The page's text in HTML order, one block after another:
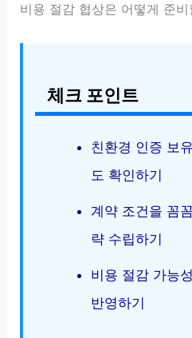
비용 절감 협상은 어떻게 준비
체크 포인트
친환경 인증 보
도 확인하기
계약 조건을 꼼
략 수립하기
비용 절감 가능
반영하기